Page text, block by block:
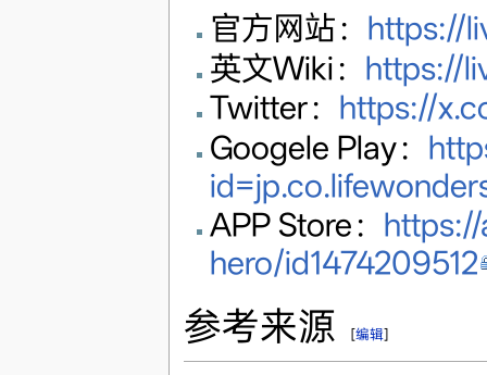
官方网站： https://
英文Wiki： https://
Twitter： https://
Googele Play：
APP Store：
hero/id1474209512
参考来源 [编辑]